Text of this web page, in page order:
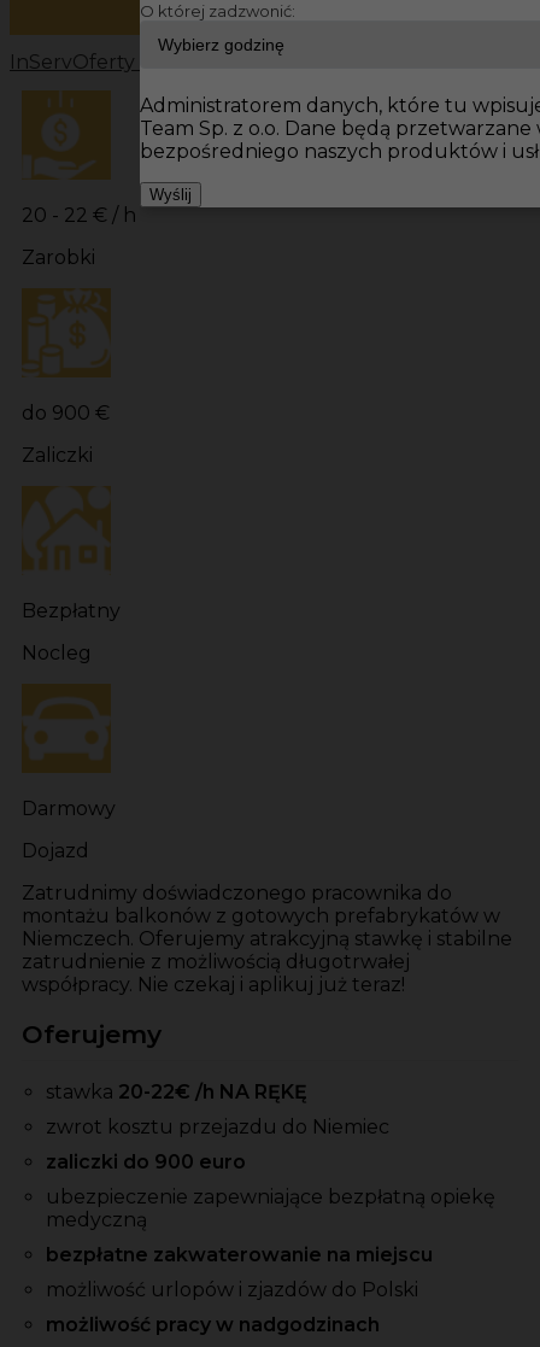
InServOferty pracy Prace budowlane Niemcy
20 - 22 € / h
Zarobki
do 900 €
Zaliczki
Bezpłatny
Nocleg
Darmowy
Dojazd
Zatrudnimy doświadczonego pracownika do
montażu balkonów z gotowych prefabrykatów w
Niemczech. Oferujemy atrakcyjną stawkę i stabilne
zatrudnienie z możliwością długotrwałej
współpracy. Nie czekaj i aplikuj już teraz!
Oferujemy
stawka 20-22€ /h NA RĘKĘ
zwrot kosztu przejazdu do Niemiec
zaliczki do 900 euro
ubezpieczenie zapewniające bezpłatną opiekę
medyczną
bezpłatne zakwaterowanie na miejscu
możliwość urlopów i zjazdów do Polski
możliwość pracy w nadgodzinach
O której zadzwonić:
Administratorem danych, które tu
Team Sp. z o.o. Dane będą
bezpośredniego naszych produktów i
Wyślij